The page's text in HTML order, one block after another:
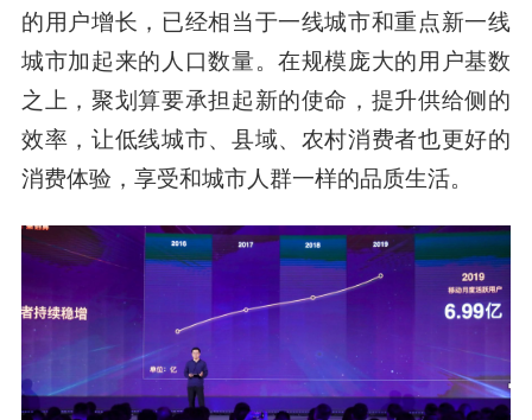
的用户增长，已经相当于一线城市和重点新一线
城市加起来的人口数量。在规模庞大的用户基数
之上，聚划算要承担起新的使命，提升供给侧的
效率，让低线城市、县域、农村消费者也更好的
消费体验，享受和城市人群一样的品质生活。